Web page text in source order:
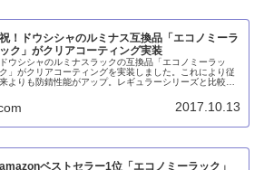
祝！ドウシシャのルミナス互換品「エコノミーラ
ック」がクリアコーティング実装
ドウシシャのルミナスラックの互換品「エコノミーラッ
ク」がクリアコーティングを実装しました。これにより従
来よりも防錆性能がアップ。レギュラーシリーズと比較す
2017.10.13
amazonベストセラー1位「エコノミーラック」